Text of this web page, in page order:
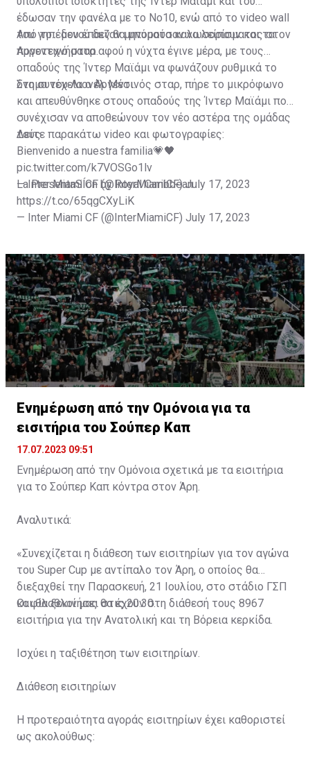
έδωσαν την φανέλα με το Νο10, ενώ από το video wall
του γηπέδου έπαιζαν μηνύματα καλωσορίσματος στον
Αργεντινό σταρ.
Από το... μενού δεν θα μπορούσαν να λείπουν και τα
πυροτεχνήματα αφού η νύχτα έγινε μέρα, με τους
οπαδούς της Ίντερ Μαϊάμι να φωνάζουν ρυθμικά το
όνομα του Λιονέλ Μέσι.
Στη συνέχεια ο Αργεντινός σταρ, πήρε το μικρόφωνο
και απευθύνθηκε στους οπαδούς της Ίντερ Μαϊάμι που
συνέχισαν να αποθεώνουν τον νέο αστέρα της ομάδας
τους.
Δείτε παρακάτω video και φωτογραφίες:
Bienvenido a nuestra familia💗🖤
pic.twitter.com/k7VOSGo1lv
— Inter Miami CF (@InterMiamiCF)July 17, 2023
La PresentaSÍon by Royal Caribbean
https://t.co/65qgCXyLiK
— Inter Miami CF (@InterMiamiCF) July 17, 2023
Ενημέρωση από την Ομόνοια για τα
εισιτήρια του Σούπερ Καπ
17.07.2023 09:51
Ενημέρωση από την Ομόνοια σχετικά με τα εισιτήρια
για το Σούπερ Καπ κόντρα στον Άρη.
Αναλυτικά:
«Συνεχίζεται η διάθεση των εισιτηρίων για τον αγώνα
του Super Cup με αντίπαλο τον Άρη, ο οποίος θα
διεξαχθεί την Παρασκευή, 21 Ιουλίου, στο στάδιο ΓΣΠ
και θα ξεκινήσει στις 20:30.
Οι φίλαθλοί μας θα έχουν στη διάθεσή τους 8967
εισιτήρια για την Ανατολική και τη Βόρεια κερκίδα.
Ισχύει η ταξιθέτηση των εισιτηρίων.
Διάθεση εισιτηρίων
Η προτεραιότητα αγοράς εισιτηρίων έχει καθοριστεί
ως ακολούθως: